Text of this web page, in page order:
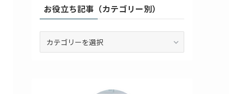
お役立ち記事（カテゴリー別）